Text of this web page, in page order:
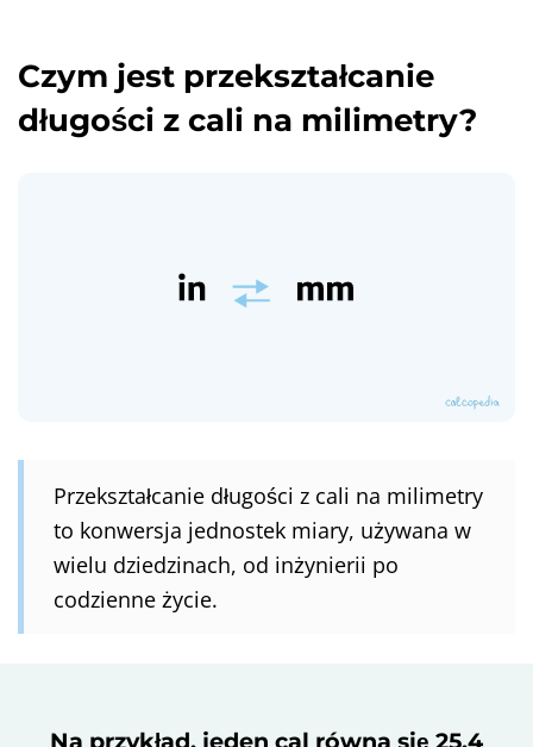
Czym jest przekształcanie
długości z cali na milimetry?
Przekształcanie długości z cali na milimetry
to konwersja jednostek miary, używana w
wielu dziedzinach, od inżynierii po
codzienne życie.
Na przykład, jeden cal równa się 25,4